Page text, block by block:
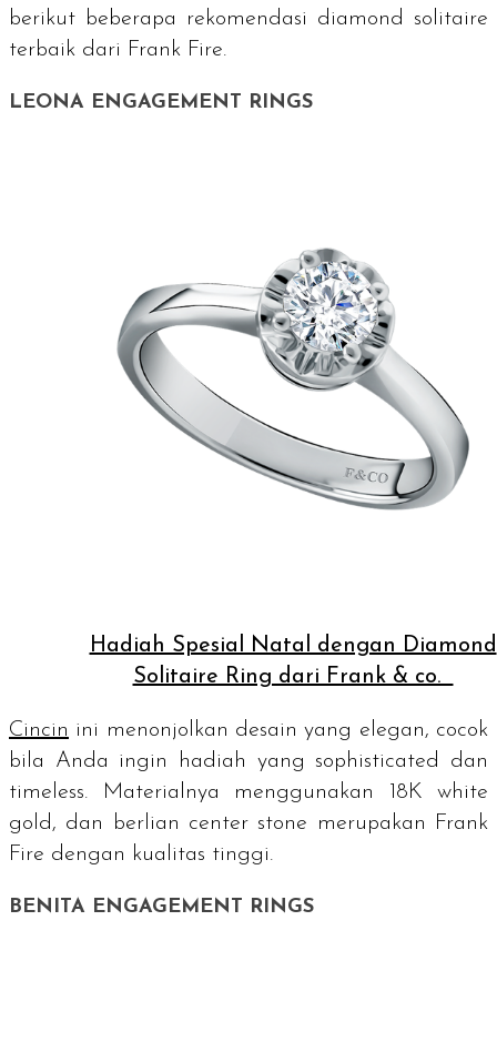
berikut beberapa rekomendasi diamond solitaire
terbaik dari Frank Fire.
LEONA ENGAGEMENT RINGS
Hadiah Spesial Natal dengan Diamond
Solitaire Ring dari Frank & co.
Cincin ini menonjolkan desain yang elegan, cocok
bila Anda ingin hadiah yang sophisticated dan
timeless. Materialnya menggunakan 18K white
gold , dan berlian center stone merupakan Frank
Fire dengan kualitas tinggi.
BENITA ENGAGEMENT RINGS